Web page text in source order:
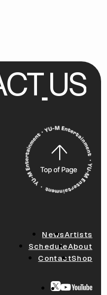
CT US
NewsArtists
ScheduleAbout
ContactShop